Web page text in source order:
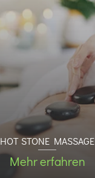
HOT STONE MASSAGE
Mehr erfahren